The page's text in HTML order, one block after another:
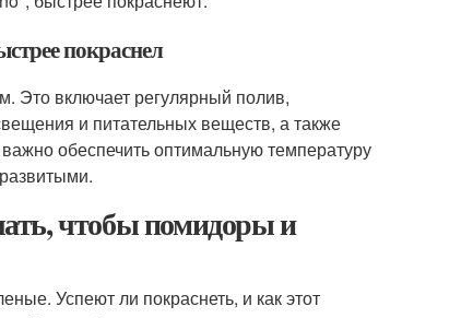
покраснел
Это включает регулярный полив,
и питательных веществ, а также
обеспечить оптимальную температуру
чтобы помидоры и
Успеют ли покраснеть, и как этот